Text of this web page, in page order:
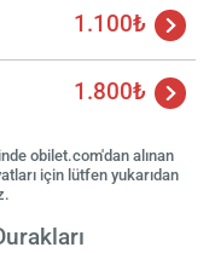
1.100₺
1.800₺
obilet.com'dan alınan
için lütfen yukarıdan